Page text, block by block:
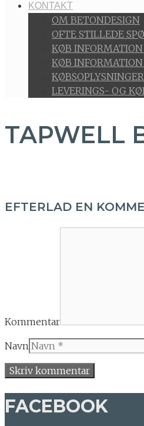
KONTAKT
OM BETONDESIGN
OFTE STILLEDE
KØB
KØB
LEVERINGS- OG
TAPWELL
EFTERLAD EN
Kommentar
Navn
FACEBOOK